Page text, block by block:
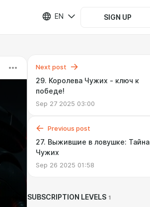
EN SIGN UP
Next post
29. Королева Чужих - ключ к
победе!
Sep 27 2025 03:00
Previous post
27. Выжившие в ловушке: Тайна
Чужих
Sep 26 2025 01:58
SUBSCRIPTION LEVELS 1